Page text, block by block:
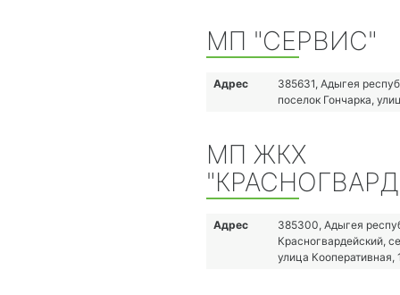
ухудшению состояния окружающей
- снижение негативных
деградации окружающей среды;
- создание сильного
обеспокоенности вопросами
окружающей среды и дикой
МП "СЕРВИС"
Адрес
385631, Адыгея
поселок Гончарка,
МП ЖКХ
Адрес
385300, Адыгея
Красногвардейский,
улица Кооперативная,